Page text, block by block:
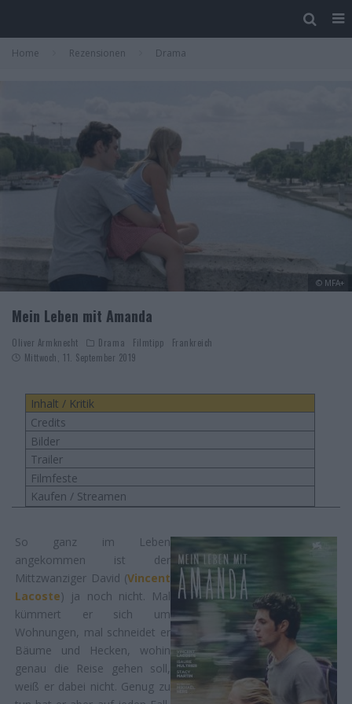
Home Rezensionen Drama
© MFA+
Mein Leben mit Amanda
Oliver Armknecht Drama Filmtipp
Frankreich
Mittwoch, 11. September 2019
Inhalt / Kritik
Credits
Bilder
Trailer
Filmfeste
Kaufen / Streamen
So ganz im Leben
angekommen ist der
Mittzwanziger David (Vincent
Lacoste) ja noch nicht. Mal
kümmert er sich um
Wohnungen, mal schneidet er
Bäume und Hecken, wohin
genau die Reise gehen soll,
weiß er dabei nicht. Genug zu